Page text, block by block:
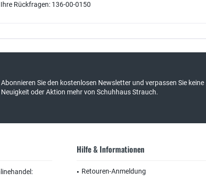
Rückfragen: 136-00-0150
Abonnieren Sie den kostenlosen Newsletter und verpassen Sie keine
Neuigkeit oder Aktion mehr von Schuhhaus Strauch.
Hilfe & Informationen
Retouren-Anmeldung